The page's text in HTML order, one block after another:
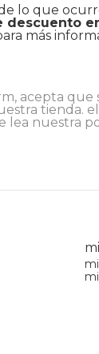
lo que
descuento
más
acepta
tienda.
lea nuestra